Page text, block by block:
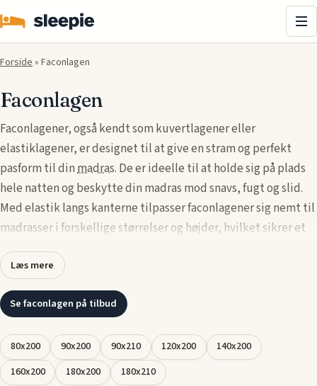
Forside» Faconlagen
Faconlagen
Faconlagener, også kendt som kuvertlagener eller
elastiklagener, er designet til at give en stram og perfekt
pasform til dinmadras. De er ideelle til at holde sig på plads
hele natten og beskytte din madras mod snavs, fugt og slid.
Med elastik langs kanterne tilpasser faconlagener sig nemt til
madrasser i forskellige størrelser og højder, hvilket sikrer et
glat og ryddeligt udseende.
De fås i materialer som blød bomuld, luksuriøs satin og
åndbare mikrofiber, der hver især bidrager til en behagelig
soveoplevelse. Vælg et faconlagen, der matcher dine behov
og præferencer, og opnå både komfort og holdbarhed for en
bedre nattesøvn.
Læs mere
Se faconlagen på tilbud
80x200 90x200 90x210 120x200
140x200
160x200
180x200 180x210